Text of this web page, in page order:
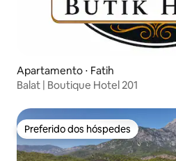
Apartamento ⋅ Fatih
Balat | Boutique Hotel 201
Preferido dos hóspedes
Preferido dos hóspedes